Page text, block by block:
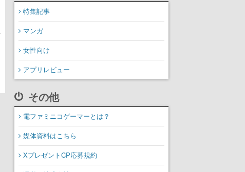
特集記事
マンガ
女性向け
アプリレビュー
その他
電ファミニコゲーマーとは？
媒体資料はこちら
XプレゼントCP応募規約